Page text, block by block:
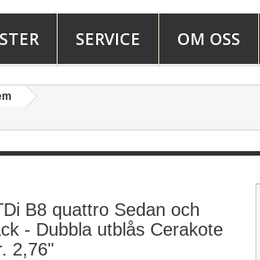
SERVICE OM OSS
B8 quattro Sedan och
- Dubbla utblås Cerakote
2,76"